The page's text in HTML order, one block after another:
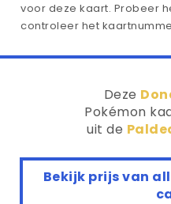
voor deze kaart. Probeer
controleer het
Deze
Pokémon
uit de
Bekijk prijs van